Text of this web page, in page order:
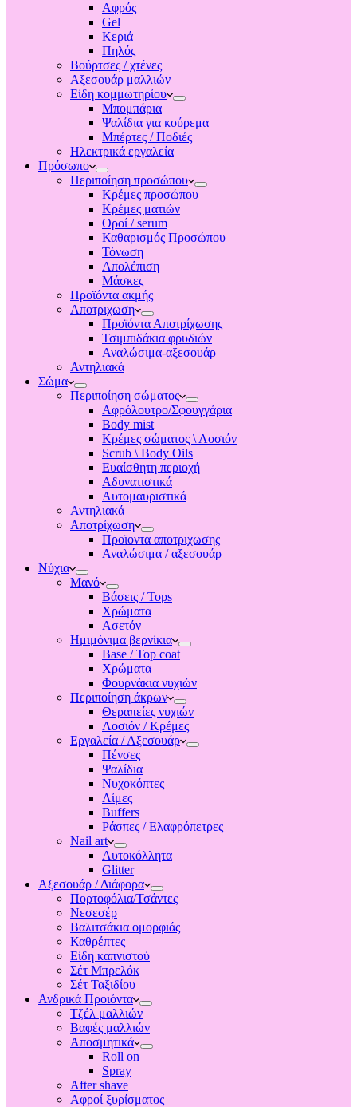
Αφρός
Gel
Κεριά
Πηλός
Βούρτσες / χτένες
Αξεσουάρ μαλλιών
Είδη κομμωτηρίου
Μπομπάρια
Ψαλίδια για κούρεμα
Μπέρτες / Ποδιές
Ηλεκτρικά εργαλεία
Πρόσωπο
Περιποίηση προσώπου
Κρέμες προσώπου
Κρέμες ματιών
Οροί / serum
Καθαρισμός Προσώπου
Τόνωση
Απολέπιση
Μάσκες
Προϊόντα ακμής
Αποτριχωση
Προϊόντα Αποτρίχωσης
Τσιμπιδάκια φρυδιών
Αναλώσιμα-αξεσουάρ
Αντηλιακά
Σώμα
Περιποίηση σώματος
Αφρόλουτρο/Σφουγγάρια
Body mist
Κρέμες σώματος \ Λοσιόν
Scrub \ Body Oils
Ευαίσθητη περιοχή
Αδυνατιστικά
Αυτομαυριστικά
Αντηλιακά
Αποτρίχωση
Προϊοντα αποτριχωσης
Αναλώσιμα / αξεσουάρ
Νύχια
Μανό
Βάσεις / Tops
Χρώματα
Ασετόν
Ημιμόνιμα βερνίκια
Base / Top coat
Χρώματα
Φουρνάκια νυχιών
Περιποίηση άκρων
Θεραπείες νυχιών
Λοσιόν / Κρέμες
Εργαλεία / Αξεσουάρ
Πένσες
Ψαλίδια
Νυχοκόπτες
Λίμες
Buffers
Ράσπες / Ελαφρόπετρες
Nail art
Αυτοκόλλητα
Glitter
Αξεσουάρ / Διάφορα
Πορτοφόλια/Τσάντες
Νεσεσέρ
Βαλιτσάκια ομορφιάς
Καθρέπτες
Είδη καπνιστού
Σέτ Μπρελόκ
Σέτ Ταξιδίου
Ανδρικά Προιόντα
Τζέλ μαλλιών
Βαφές μαλλιών
Αποσμητικά
Roll on
Spray
After shave
Αφροί ξυρίσματος